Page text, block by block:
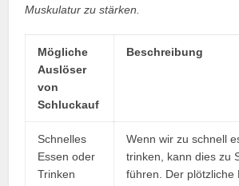
Muskulatur zu stärken.
Mögliche
Auslöser
von
Schluckauf
Beschreibung
Schnelles
Essen oder
Trinken
Wenn wir zu schnell
trinken, kann dies zu
führen. Der plötzliche